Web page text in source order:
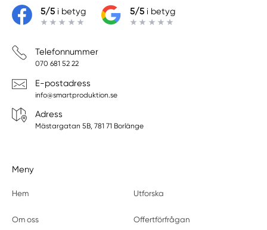
5/5i betyg 5/5i betyg
Telefonnummer
070 681 52 22
E-postadress
info@smartproduktion.se
Adress
Mästargatan 5B, 781 71 Borlänge
Meny
Hem Utforska
Om oss Offertförfrågan